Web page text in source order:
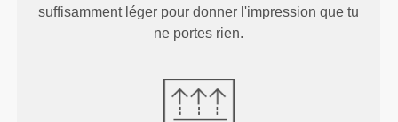
suffisamment léger pour donner l'impression que tu
ne portes rien.